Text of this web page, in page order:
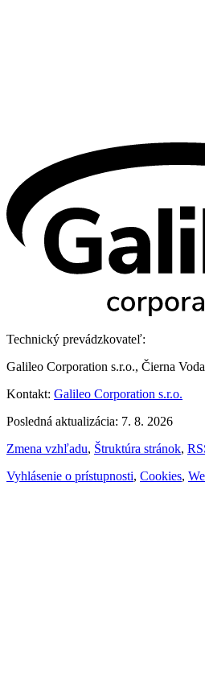
Technický prevádzkovateľ:
Galileo Corporation s.r.o., Čierna
Kontakt: Galileo Corporation s.r.o.
Posledná aktualizácia: 7. 8. 2026
Zmena vzhľadu, Štruktúra stránok,
Vyhlásenie o prístupnosti, Cookies,